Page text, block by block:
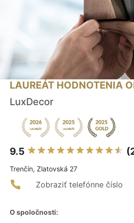
LAUREÁT HODNOTENIA
LuxDecor
9.5
Trenčín, Zlatovská 27
Zobraziť telefónne číslo
O spoločnosti: